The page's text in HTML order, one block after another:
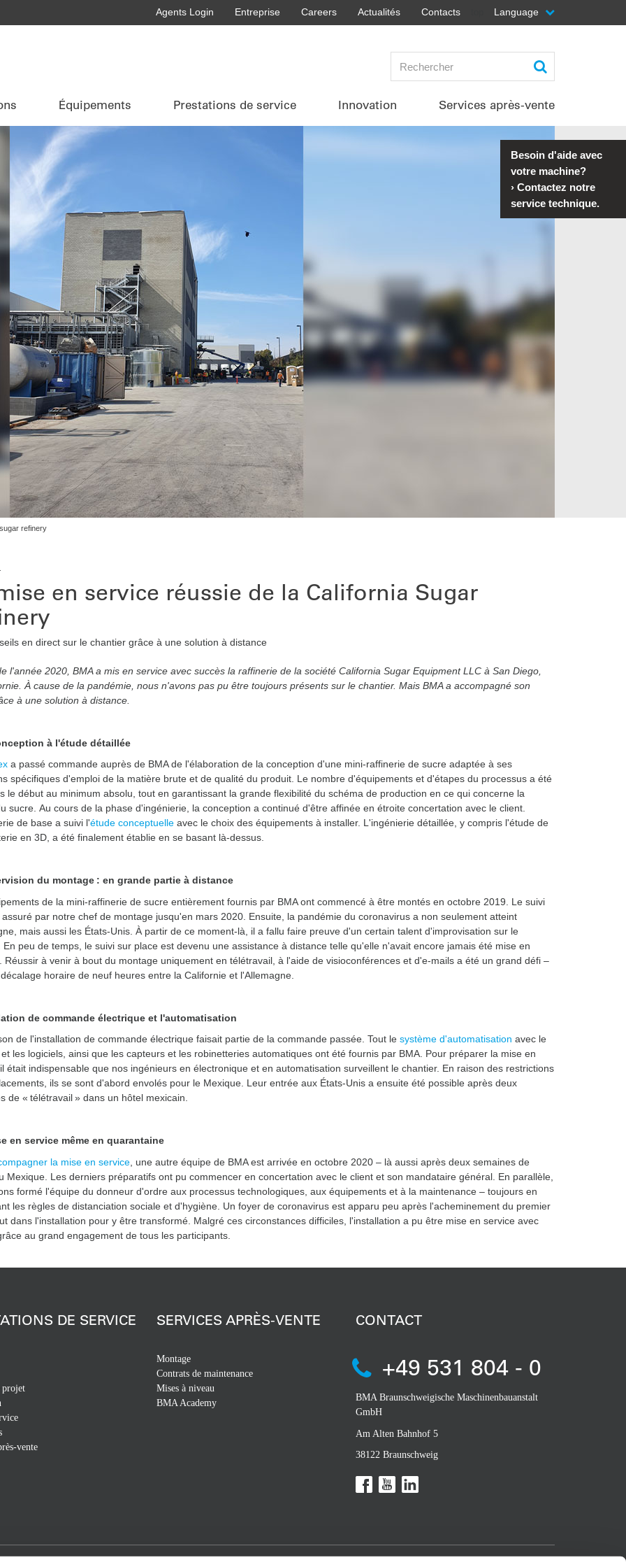
Agents Login Entreprise Careers Actualités Contacts Language
Équipements Prestations de service Innovation Services après-vente
refinery
en service réussie de la California Sugar
en direct sur le chantier grâce à une solution à distance
l'année 2020, BMA a mis en service avec succès la raffinerie de la société California Sugar Equipment LLC à San Diego,
À cause de la pandémie, nous n'avons pas pu être toujours présents sur le chantier. Mais BMA a accompagné son
à une solution à distance.
à l'étude détaillée
a passé commande auprès de BMA de l'élaboration de la conception d'une mini-raffinerie de sucre adaptée à ses
spécifiques d'emploi de la matière brute et de qualité du produit. Le nombre d'équipements et d'étapes du processus a été
le début au minimum absolu, tout en garantissant la grande flexibilité du schéma de production en ce qui concerne la
sucre. Au cours de la phase d'ingénierie, la conception a continué d'être affinée en étroite concertation avec le client.
de base a suivi l'étude conceptuelleavec le choix des équipements à installer. L'ingénierie détaillée, y compris l'étude de
en 3D, a été finalement établie en se basant là-dessus.
du montage : en grande partie à distance
de la mini-raffinerie de sucre entièrement fournis par BMA ont commencé à être montés en octobre 2019. Le suivi
par notre chef de montage jusqu'en mars 2020. Ensuite, la pandémie du coronavirus a non seulement atteint
mais aussi les États-Unis. À partir de ce moment-là, il a fallu faire preuve d'un certain talent d'improvisation sur le
En peu de temps, le suivi sur place est devenu une assistance à distance telle qu'elle n'avait encore jamais été mise en
Réussir à venir à bout du montage uniquement en télétravail, à l'aide de visioconférences et d'e-mails a été un grand défi –
horaire de neuf heures entre la Californie et l'Allemagne.
de commande électrique et l'automatisation
de l'installation de commande électrique faisait partie de la commande passée. Tout le système d'automatisation avec le
les logiciels, ainsi que les capteurs et les robinetteries automatiques ont été fournis par BMA. Pour préparer la mise en
était indispensable que nos ingénieurs en électronique et en automatisation surveillent le chantier. En raison des restrictions
ils se sont d'abord envolés pour le Mexique. Leur entrée aux États-Unis a ensuite été possible après deux
de « télétravail » dans un hôtel mexicain.
en service même en quarantaine
la mise en service, une autre équipe de BMA est arrivée en octobre 2020 – là aussi après deux semaines de
Mexique. Les derniers préparatifs ont pu commencer en concertation avec le client et son mandataire général. En parallèle,
formé l'équipe du donneur d'ordre aux processus technologiques, aux équipements et à la maintenance – toujours en
les règles de distanciation sociale et d'hygiène. Un foyer de coronavirus est apparu peu après l'acheminement du premier
dans l'installation pour y être transformé. Malgré ces circonstances difficiles, l'installation a pu être mise en service avec
au grand engagement de tous les participants.
DE SERVICE
projet
vente
SERVICES APRÈS-VENTE
Montage
Contrats de maintenance
Mises à niveau
BMA Academy
CONTACT
+49 531 804 - 0
BMA Braunschweigische Maschinenbauanstalt
GmbH
Am Alten Bahnhof 5
38122 Braunschweig
Besoin d'aide avec
votre machine?
› Contactez notre
service technique.